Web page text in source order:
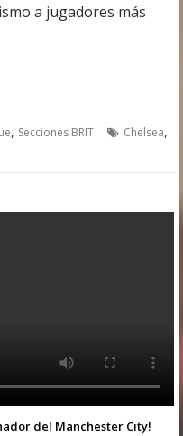
a jugadores más
, Secciones BRIT Chelsea,
del Manchester City!